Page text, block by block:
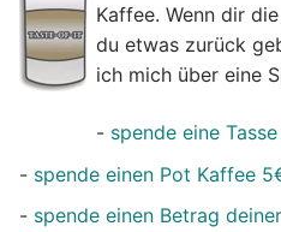
Kaffee. Wenn dir
du etwas zurück
ich mich über eine
- spende eine
- spende einen Pot Kaffee
- spende einen Betrag